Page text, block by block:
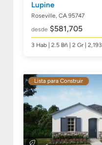
Lupine
Roseville, CA 95747
desde $581,705
3 Hab | 2.5 Bñ | 2 Gr | 2,193
Lista para Construir